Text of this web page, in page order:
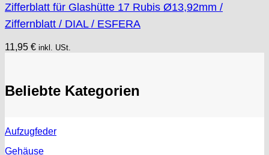
Zifferblatt für Glashütte 17 Rubis Ø13,92mm /
Ziffernblatt / DIAL / ESFERA
11,95 € inkl. USt.
Beliebte Kategorien
Aufzugfeder
Gehäuse